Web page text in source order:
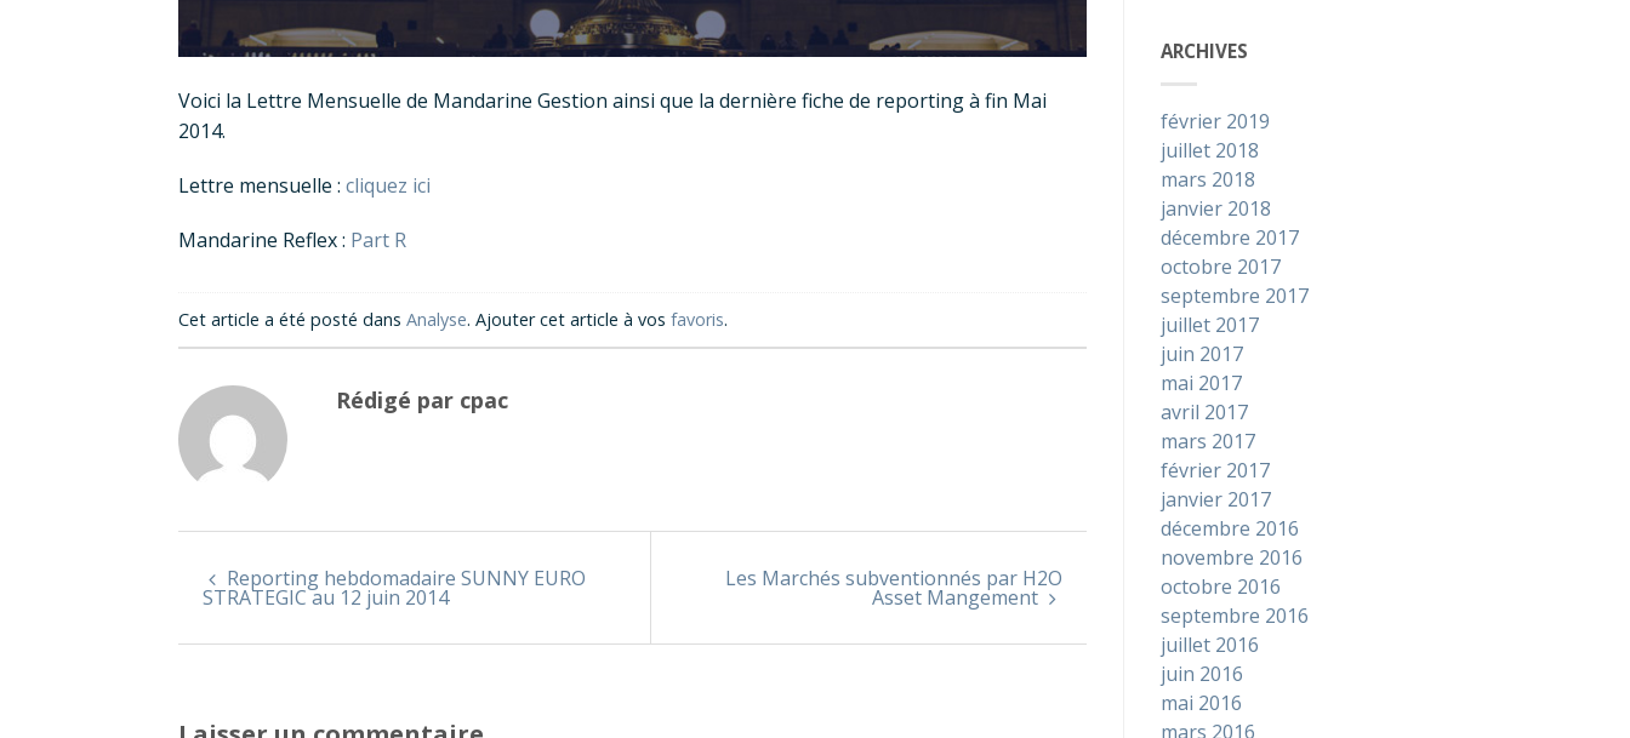
Voici la Lettre Mensuelle de Mandarine Gestion ainsi que la dernière fiche de reporting à fin Mai
2014.
Lettre mensuelle : cliquez ici
Mandarine Reflex : Part R
Cet article a été posté dans Analyse. Ajouter cet article à vos favoris.
Rédigé par cpac
Reporting hebdomadaire SUNNY EURO
STRATEGIC au 12 juin 2014
Les Marchés subventionnés par H2O
Asset Mangement
ARCHIVES
février 2019
juillet 2018
mars 2018
janvier 2018
décembre 2017
octobre 2017
septembre 2017
juillet 2017
juin 2017
mai 2017
avril 2017
mars 2017
février 2017
janvier 2017
décembre 2016
novembre 2016
octobre 2016
septembre 2016
juillet 2016
juin 2016
mai 2016
mars 2016